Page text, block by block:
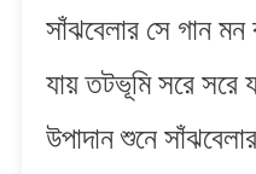
Se
|
সাঁঝবেলার
সাঁঝবেলার সে গান
যায় তটভূমি সরে সরে
উপাদান শুনে